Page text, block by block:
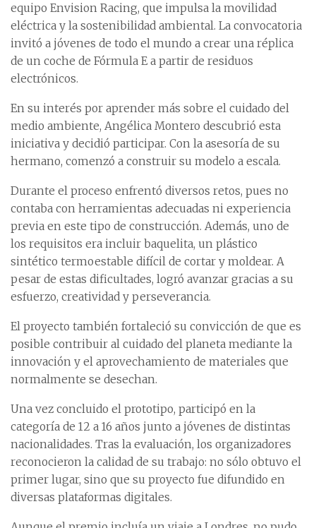
equipo Envision Racing, que impulsa la movilidad
eléctrica y la sostenibilidad ambiental. La convocatoria
invitó a jóvenes de todo el mundo a crear una réplica
de un coche de Fórmula E a partir de residuos
electrónicos.
En su interés por aprender más sobre el cuidado del
medio ambiente, Angélica Montero descubrió esta
iniciativa y decidió participar. Con la asesoría de su
hermano, comenzó a construir su modelo a escala.
Durante el proceso enfrentó diversos retos, pues no
contaba con herramientas adecuadas ni experiencia
previa en este tipo de construcción. Además, uno de
los requisitos era incluir baquelita, un plástico
sintético termoestable difícil de cortar y moldear. A
pesar de estas dificultades, logró avanzar gracias a su
esfuerzo, creatividad y perseverancia.
El proyecto también fortaleció su convicción de que es
posible contribuir al cuidado del planeta mediante la
innovación y el aprovechamiento de materiales que
normalmente se desechan.
Una vez concluido el prototipo, participó en la
categoría de 12 a 16 años junto a jóvenes de distintas
nacionalidades. Tras la evaluación, los organizadores
reconocieron la calidad de su trabajo: no sólo obtuvo el
primer lugar, sino que su proyecto fue difundido en
diversas plataformas digitales.